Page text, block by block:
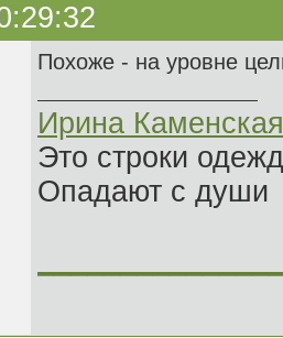
Похоже - на уровне
Ирина Каменская
Это строки
Опадают с души